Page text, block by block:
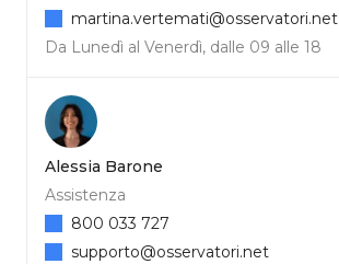
Da Lunedì al Venerdì, dalle 09 alle 18
martina.vertemati@osservatori.net
Alessia Barone
Assistenza
800 033 727
supporto@osservatori.net